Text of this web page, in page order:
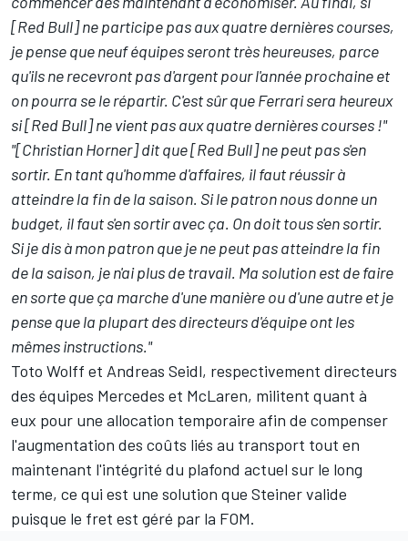
[Red Bull] ne participe pas aux quatre dernières courses,
je pense que neuf équipes seront très heureuses, parce
qu'ils ne recevront pas d'argent pour l'année prochaine et
on pourra se le répartir. C'est sûr que Ferrari sera heureux
si [Red Bull] ne vient pas aux quatre dernières courses !"
"[Christian Horner] dit que [Red Bull] ne peut pas s'en
sortir. En tant qu'homme d'affaires, il faut réussir à
atteindre la fin de la saison. Si le patron nous donne un
budget, il faut s'en sortir avec ça. On doit tous s'en sortir.
Si je dis à mon patron que je ne peut pas atteindre la fin
de la saison, je n'ai plus de travail. Ma solution est de faire
en sorte que ça marche d'une manière ou d'une autre et je
pense que la plupart des directeurs d'équipe ont les
mêmes instructions."
Toto Wolff et Andreas Seidl, respectivement directeurs
des équipes Mercedes et McLaren, militent quant à
eux pour une allocation temporaire afin de compenser
l'augmentation des coûts liés au transport tout en
maintenant l'intégrité du plafond actuel sur le long
terme, ce qui est une solution que Steiner valide
puisque le fret est géré par la FOM.